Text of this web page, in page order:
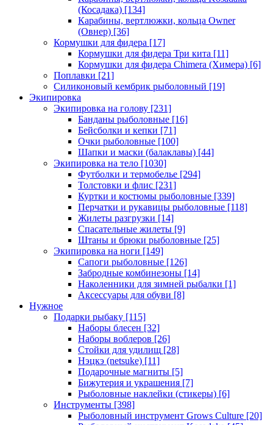
(Косадака) [134]
Карабины, вертлюжки, кольца Owner
(Овнер) [36]
Кормушки для фидера [17]
Кормушки для фидера Три кита [11]
Кормушки для фидера Chimera (Химера) [6]
Поплавки [21]
Силиконовый кембрик рыболовный [19]
Экипировка
Экипировка на голову [231]
Банданы рыболовные [16]
Бейсболки и кепки [71]
Очки рыболовные [100]
Шапки и маски (балаклавы) [44]
Экипировка на тело [1030]
Футболки и термобелье [294]
Толстовки и флис [231]
Куртки и костюмы рыболовные [339]
Перчатки и рукавицы рыболовные [118]
Жилеты разгрузки [14]
Спасательные жилеты [9]
Штаны и брюки рыболовные [25]
Экипировка на ноги [149]
Сапоги рыболовные [126]
Забродные комбинезоны [14]
Наколенники для зимней рыбалки [1]
Аксессуары для обуви [8]
Нужное
Подарки рыбаку [115]
Наборы блесен [32]
Наборы воблеров [26]
Стойки для удилищ [28]
Нэцкэ (netsuke) [11]
Подарочные магниты [5]
Бижутерия и украшения [7]
Рыболовные наклейки (стикеры) [6]
Инструменты [398]
Рыболовный инструмент Grows Culture [20]